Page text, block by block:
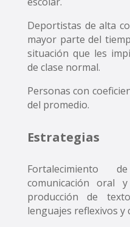
Deportistas de alta
mayor parte del
situación que les
de clase normal.
Personas con
del promedio.
Estrategias
Fortalecimiento
comunicación oral
producción de
lenguajes reflexivos